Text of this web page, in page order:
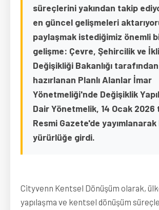
süreçlerini yakından takip
en güncel gelişmeleri
paylaşmak istediğimiz önemli
gelişme: Çevre, Şehircilik ve
Değişikliği Bakanlığı tarafından
hazırlanan Planlı Alanlar İmar
Yönetmeliği'nde Değişiklik
Dair Yönetmelik, 14 Ocak
Resmi Gazete'de
yürürlüğe girdi.
Cityvenn Kentsel Dönüşüm olarak,
yapılaşma ve kentsel dönüşüm